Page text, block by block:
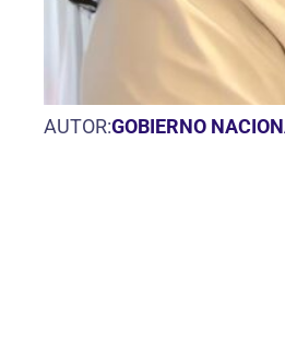
AUTOR:GOBIERNO